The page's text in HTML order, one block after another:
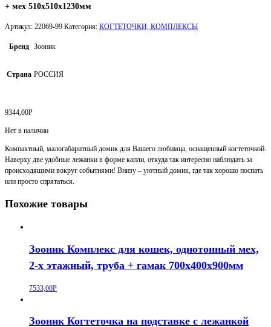
+ мех 510х510х1230мм
Артикул: 22069-99 Категория: КОГТЕТОЧКИ, КОМПЛЕКСЫ
Бренд Зооник
Страна РОССИЯ
9344,00Р
Нет в наличии
Компактный, малогабаритный домик для Вашего любимца, оснащенный когтеточкой.
Наверху две удобные лежанки в форме капли, откуда так интересно наблюдать за
происходящими вокруг событиями! Внизу – уютный домик, где так хорошо поспать
или просто спрятаться.
Похожие товары
Зооник Комплекс для кошек, однотонный мех,
2-х этажный, труба + гамак 700х400х900мм
7533,00Р
Зооник Когтеточка на подставке с лежанкой